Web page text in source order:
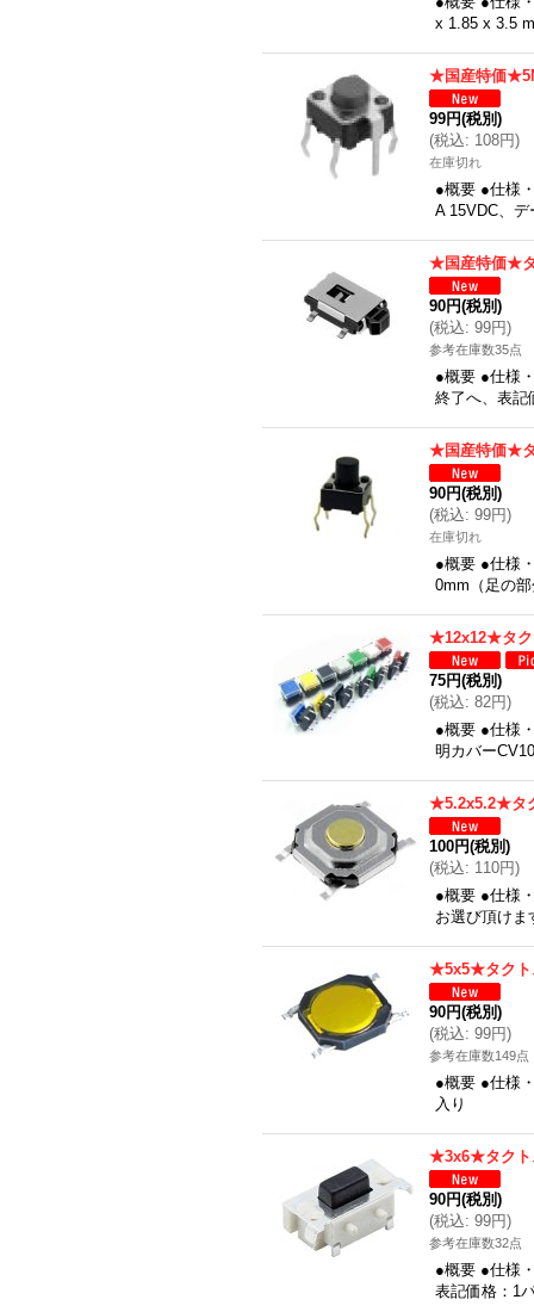
x 1.85 x 3.5
★国産特価
99円(税別)
(税込: 108円)
在庫切れ
●概要 ●仕様
A 15VDC、
★国産特価★タ
90円(税別)
(税込: 99円)
参考在庫数35点
●概要 ●仕様
終了へ、表記
★国産特価★
90円(税別)
(税込: 99円)
在庫切れ
●概要 ●仕様
0mm（足の
★12x12★タク
75円(税別)
(税込: 82円)
●概要 ●仕様
明カバー
★5.2x5.2★タ
100円(税別)
(税込: 110円)
●概要 ●仕様
お選び頂け
★5x5★タクト
90円(税別)
(税込: 99円)
参考在庫数149点
●概要 ●仕様
入り
★3x6★タクト
90円(税別)
(税込: 99円)
参考在庫数32点
●概要 ●仕様
表記価格：1